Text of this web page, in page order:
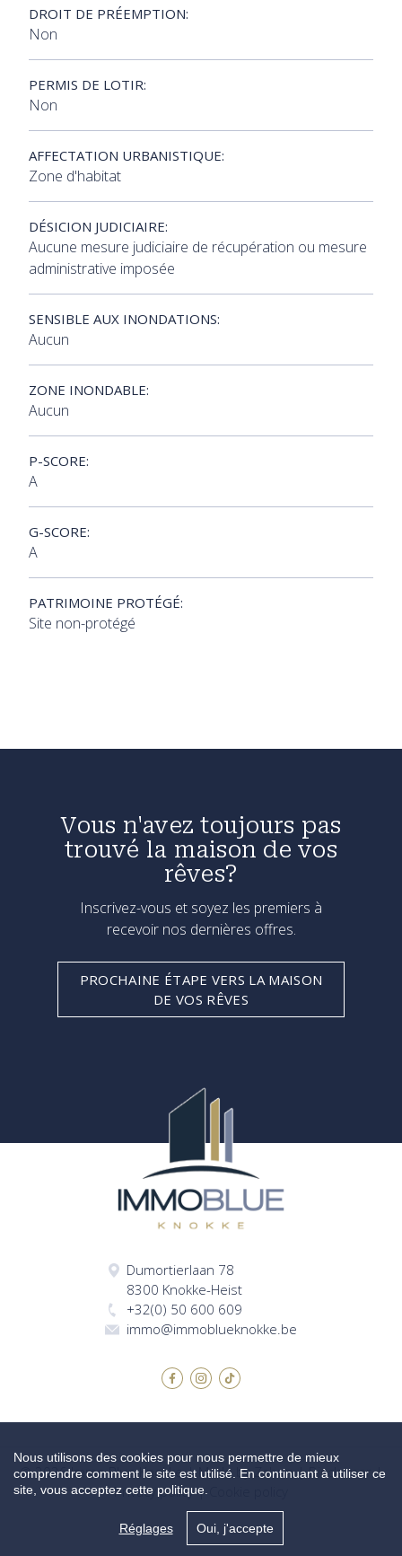
DROIT DE PRÉEMPTION:
Non
PERMIS DE LOTIR:
Non
AFFECTATION URBANISTIQUE:
Zone d'habitat
DÉSICION JUDICIAIRE:
Aucune mesure judiciaire de récupération ou mesure
administrative imposée
SENSIBLE AUX INONDATIONS:
Aucun
ZONE INONDABLE:
Aucun
P-SCORE:
A
G-SCORE:
A
PATRIMOINE PROTÉGÉ:
Site non-protégé
Vous n'avez toujours pas
trouvé la maison de vos
rêves?
Inscrivez-vous et soyez les premiers à
recevoir nos dernières offres.
PROCHAINE ÉTAPE VERS LA MAISON
DE VOS RÊVES
Dumortierlaan 78
8300 Knokke-Heist
+32(0) 50 600 609
immo@immoblueknokke.be
© 2026 Immo Blue Knokke | Made by Zabun|Disclaimer |
Privacy policy|
Nous utilisons des cookies pour nous permettre de mieux
comprendre comment le site est utilisé. En continuant à utiliser ce
site, vous acceptez cette politique.
Réglages Oui, j'accepte